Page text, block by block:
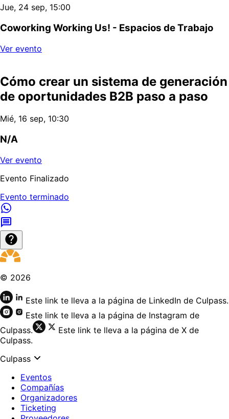
Jue, 24 sep, 15:00
Coworking Working Us! - Espacios de Trabajo
Ver evento
Cómo crear un sistema de generación
de oportunidades B2B paso a paso
Mié, 16 sep, 10:30
N/A
Ver evento
Evento Finalizado
Evento terminado
© 2026
Este link te lleva a la página de LinkedIn de Culpass.
Este link te lleva a la página de Instagram de
Culpass.
Este link te lleva a la página de X de
Culpass.
Culpass
Eventos
Compañías
Organizadores
Ticketing